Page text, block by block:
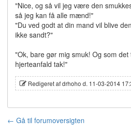
"Nice, og så vil jeg være den
så jeg kan få alle mænd!"
"Du ved godt at din mand vil blive
ikke sandt?"
"Ok, bare gør mig smuk! Og som
hjerteanfald tak!"
Redigeret af drhoho d. 11-03-2014
← Gå til forumoversigten